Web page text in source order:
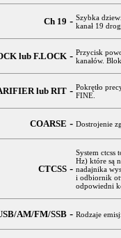
Ch 19 - Szybka
kanał 19
lub F.LOCK - Przycisk
kanałów.
lub RIT - Pokrętło
FINE.
COARSE - Dostrojenie
CTCSS -
System ctcss
Hz) które są
nadajnika
i odbiornik
odpowiedni
AM/FM/SSB - Rodzaje